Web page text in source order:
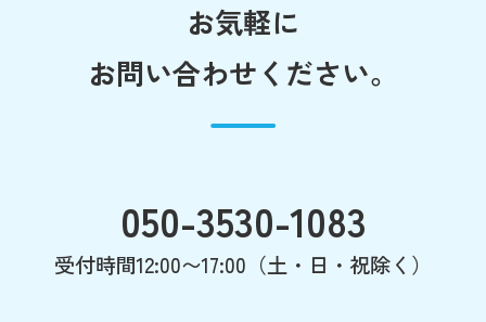
お気軽に
お問い合わせください。
050-3530-1083
受付時間12:00〜17:00（土・日・祝除く）